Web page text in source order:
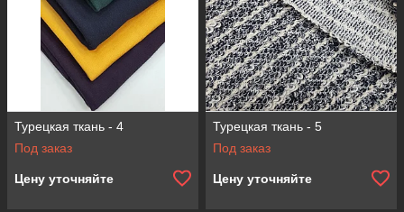
Турецкая ткань - 4
Под заказ
Цену уточняйте
Турецкая ткань - 5
Под заказ
Цену уточняйте